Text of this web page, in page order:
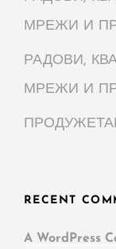
МРЕЖИ И
РАДОВИ,
МРЕЖИ И
RECENT
A WordPress